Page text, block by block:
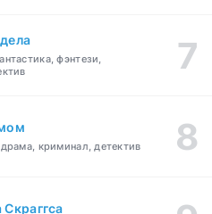
фэнтези,
криминал, детектив